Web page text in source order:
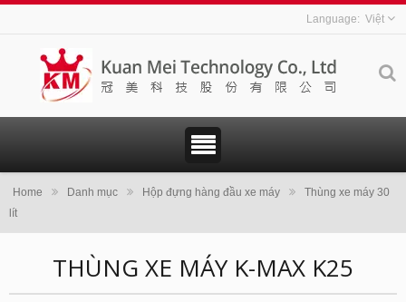
Việt
Home Danh mục Hộp đựng hàng đầu xe máy
Thùng xe máy 30
lít
THÙNG XE MÁY K-MAX K25